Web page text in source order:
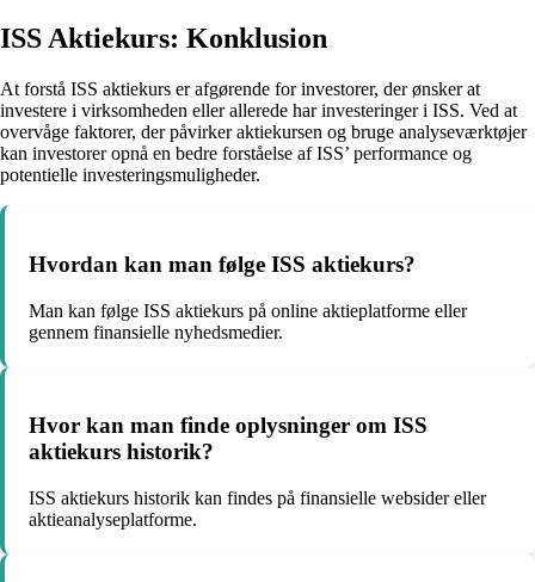
ISS Aktiekurs: Konklusion
At forstå ISS aktiekurs er afgørende for investorer, der ønsker at
investere i virksomheden eller allerede har investeringer i ISS. Ved at
overvåge faktorer, der påvirker aktiekursen og bruge analyseværktøjer
kan investorer opnå en bedre forståelse af ISS’ performance og
potentielle investeringsmuligheder.
Hvordan kan man følge ISS aktiekurs?
Man kan følge ISS aktiekurs på online aktieplatforme eller
gennem finansielle nyhedsmedier.
Hvor kan man finde oplysninger om ISS
aktiekurs historik?
ISS aktiekurs historik kan findes på finansielle websider eller
aktieanalyseplatforme.